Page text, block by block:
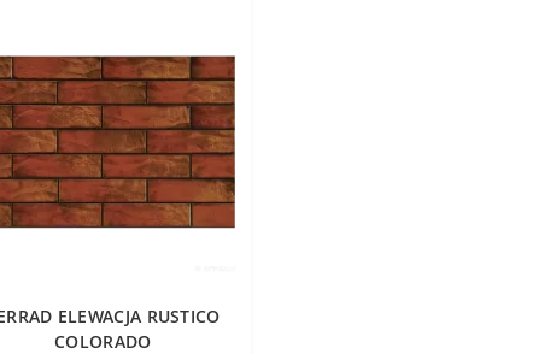
ELEWACJA RUSTICO
COLORADO